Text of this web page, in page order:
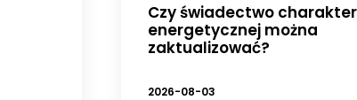
Czy świadectwo
energetycznej można
zaktualizować?
2026-08-03